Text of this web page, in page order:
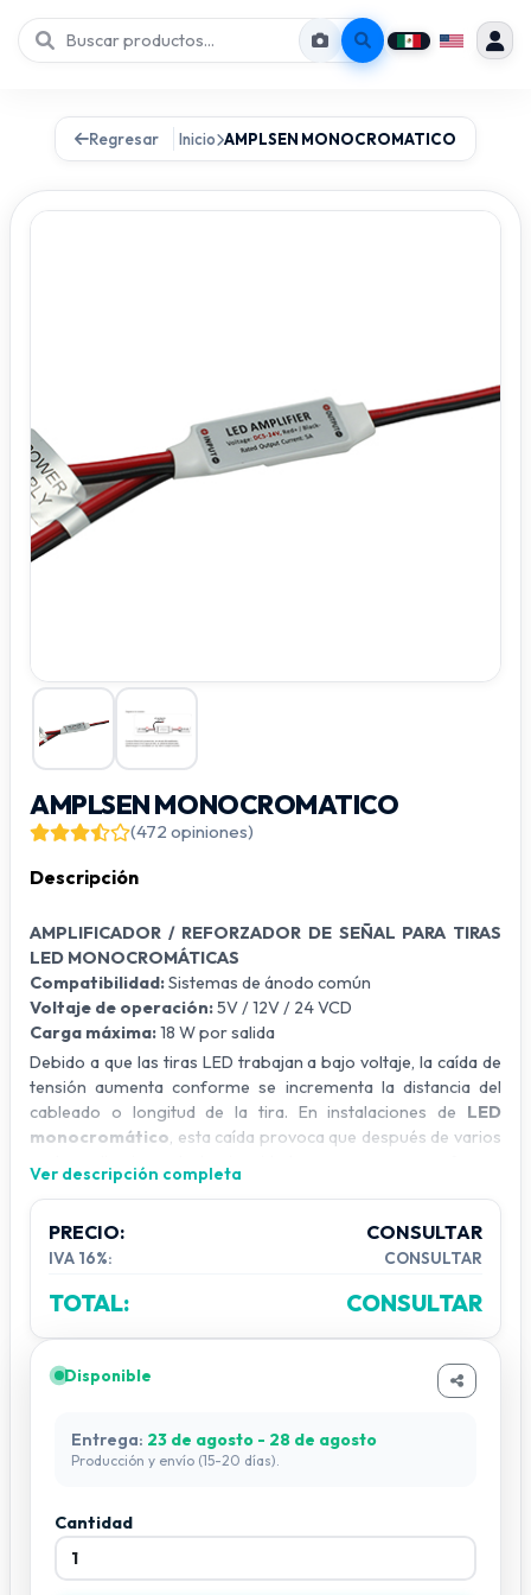
Regresar Inicio AMPLSEN MONOCROMATICO
AMPLSEN MONOCROMATICO
(472 opiniones)
Descripción
AMPLIFICADOR / REFORZADOR DE SEÑAL PARA TIRAS
LED MONOCROMÁTICAS
Compatibilidad:Sistemas de ánodo común
Voltaje de operación:5V / 12V / 24 VCD
Carga máxima:18 W por salida
Debido a que las tiras LED trabajan a bajo voltaje, la caída de
tensión aumenta conforme se incrementa la distancia del
cableado o longitud de la tira. En instalaciones de LED
monocromático, esta caída provoca que después de varios
metros disminuya la luminosidad y se genere un esfuerzo
adicional en el inicio de la tira, pudiendo causar
sobrecalentamiento
Por esta razón, se recomienda instalar unamplificador
reforzador cada 5 metros
de tira LED, o bien asegurarse
de que la fuente proporcione
mínimo 3 amperes por salida
cuando la instalación lo requiera.
Este dispositivo permite mantener un brillo uniforme en toda
la línea y protege la integridad eléctrica de la instalación.
Ver descripción completa
PRECIO: CONSULTAR
IVA 16%: CONSULTAR
TOTAL: CONSULTAR
Disponible
Entrega: 23 de agosto - 28 de agosto
Producción y envío (15-20 días).
Cantidad